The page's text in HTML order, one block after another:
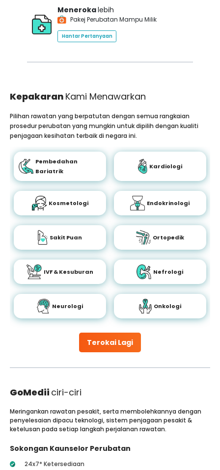
Menerokalebih
Pakej Perubatan Mampu Milik
Hantar Pertanyaan
Kepakaran Kami Menawarkan
Terokai Lagi
Pilihan rawatan yang berpatutan dengan semua rangkaian
prosedur perubatan yang mungkin untuk dipilih dengan kualiti
penjagaan kesihatan terbaik di negara ini.
Pembedahan
Bariatrik
Kardiologi
Kosmetologi Endokrinologi
Sakit Puan Ortopedik
IVF & Kesuburan Nefrologi
Neurologi Onkologi
GoMedii ciri-ciri
Meringankan rawatan pesakit, serta membolehkannya dengan
penyelesaian dipacu teknologi, sistem penjagaan pesakit &
ketelusan pada setiap langkah perjalanan rawatan.
Sokongan Kaunselor Perubatan
24x7* Ketersediaan